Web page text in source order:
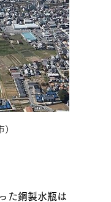
た銅製水瓶は